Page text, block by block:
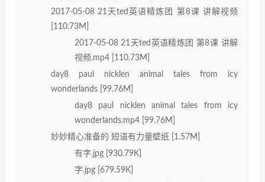
2017-05-08 21天ted英语精炼团 第8课 讲解视频
[110.73M]
2017-05-08 21天ted英语精炼团 第8课 讲解
视频.mp4 [110.73M]
day8 paul nicklen animal tales from icy
wonderlands [99.76M]
day8 paul nicklen animal tales from icy
wonderlands.mp4 [99.76M]
妙妙精心准备的 短语有力量壁纸 [1.57M]
有字.jpg [930.79K]
字.jpg [679.59K]